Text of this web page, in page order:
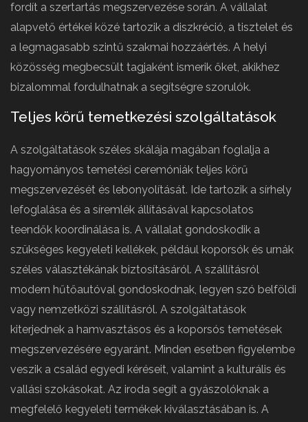
fordít a szertartás megszervezése során. A vállalat
alapvető értékei közé tartozik a diszkréció, a tisztelet és
a legmagasabb szintű szakmai hozzáértés. A helyi
közösség megbecsült tagjaként ismerik őket, akikhez
bizalommal fordulhatnak a segítségre szorulók.
Teljes körű temetkezési szolgáltatások
A szolgáltatások széles skálája magában foglalja a
hagyományos temetési ceremóniák teljes körű
megszervezését és lebonyolítását. Ide tartozik a sírhely
lefoglalása és a síremlék állításával kapcsolatos
teendők koordinálása is. A vállalat gondoskodik a
szükséges kegyeleti kellékek, például koporsók és urnák
széles választékának biztosításáról. A szállításról
modern hűtőautóval gondoskodnak, legyen szó belföldi
vagy nemzetközi szállításról. A szolgáltatások
kiterjednek a hamvasztásos és a koporsós temetések
megszervezésére egyaránt. Minden esetben figyelembe
veszik a család egyedi kéréseit, valamint a kulturális és
vallási szokásokat. Az iroda segít a gyászolóknak a
megfelelő kegyeleti termékek kiválasztásában is. A